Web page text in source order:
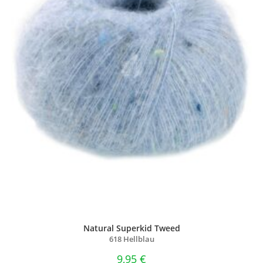
Natural Superkid Tweed
618 Hellblau
9,95 €